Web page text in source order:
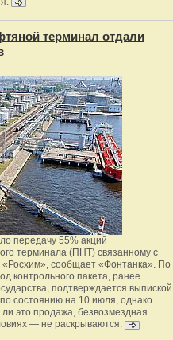
терминал отдали
передачу 55% акций
терминала (ПНТ) связанному с
сообщает «Фонтанка». По
контрольного пакета, ранее
подтверждается выпиской
состоянию на 10 июля, однако
это продажа, безвозмездная
— не раскрываются.